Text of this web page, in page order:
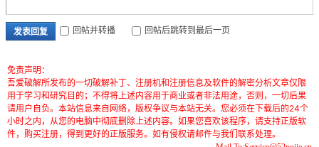
发表回复 回帖并转播 回帖后跳转到最后一页
免责声明：
吾爱破解所发布的一切破解补丁、注册机和注册信息及软件的解密分析文章仅限
用于学习和研究目的；不得将上述内容用于商业或者非法用途，否则，一切后果
请用户自负。本站信息来自网络，版权争议与本站无关。您必须在下载后的24个
小时之内，从您的电脑中彻底删除上述内容。如果您喜欢该程序，请支持正版软
件，购买注册，得到更好的正版服务。如有侵权请邮件与我们联系处理。